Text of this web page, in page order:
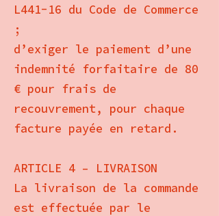
L441-16 du Code de Commerce
;
d’exiger le paiement d’une
indemnité forfaitaire de 80
€ pour frais de
recouvrement, pour chaque
facture payée en retard.
ARTICLE 4 – LIVRAISON
La livraison de la commande
est effectuée par le